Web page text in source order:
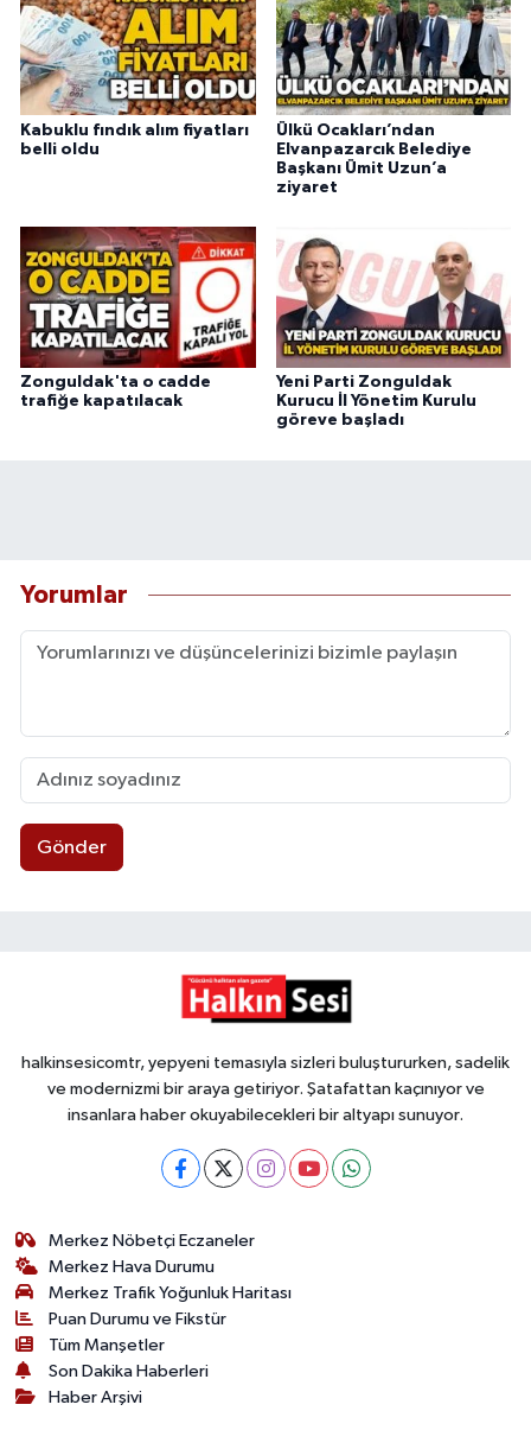
Kabuklu fındık alım fiyatları
belli oldu
Ülkü Ocakları’ndan
Elvanpazarcık Belediye
Başkanı Ümit Uzun’a
ziyaret
Zonguldak'ta o cadde
trafiğe kapatılacak
Yeni Parti Zonguldak
Kurucu İl Yönetim Kurulu
göreve başladı
Yorumlar
Gönder
halkinsesicomtr, yepyeni temasıyla sizleri buluştururken, sadelik
ve modernizmi bir araya getiriyor. Şatafattan kaçınıyor ve
insanlara haber okuyabilecekleri bir altyapı sunuyor.
Merkez Nöbetçi Eczaneler
Merkez Hava Durumu
Merkez Trafik Yoğunluk Haritası
Puan Durumu ve Fikstür
Tüm Manşetler
Son Dakika Haberleri
Haber Arşivi